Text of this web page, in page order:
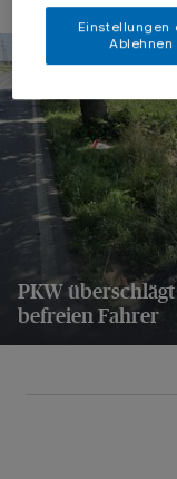
PKW
befreien Fahrer
Einstellungen
Ablehnen